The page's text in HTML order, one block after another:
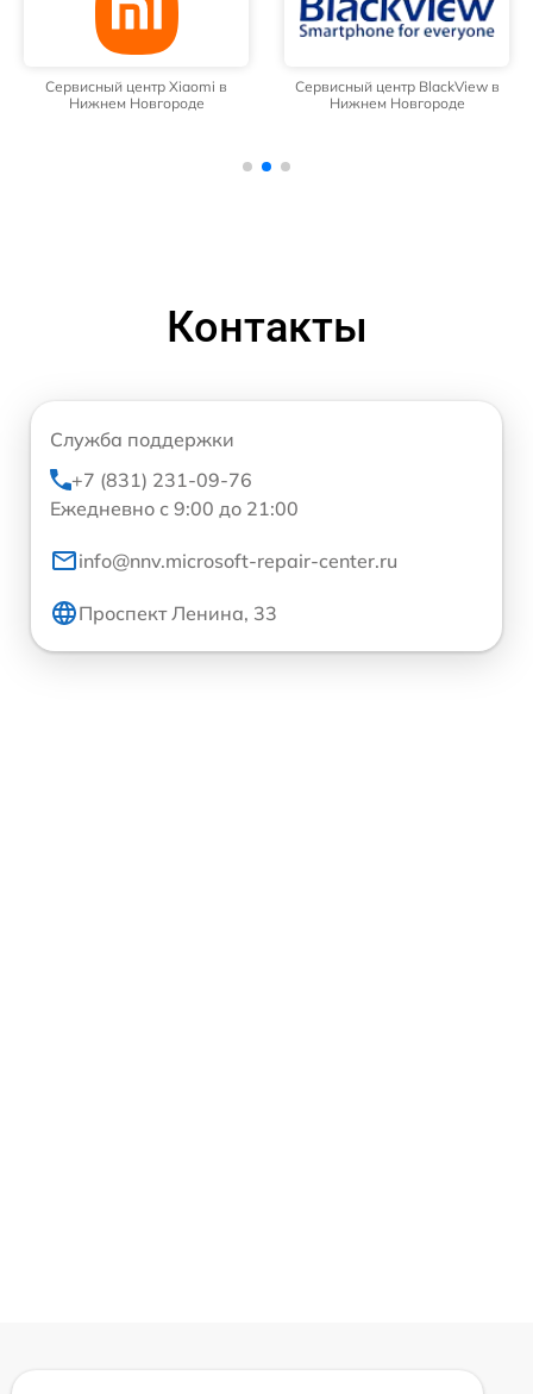
Сервисный центр Xiaomi в
Нижнем Новгороде
Сервисный центр BlackView в
Нижнем Новгороде
Контакты
Служба поддержки
+7 (831) 231-09-76
Ежедневно с 9:00 до 21:00
info@nnv.microsoft-repair-center.ru
Проспект Ленина, 33